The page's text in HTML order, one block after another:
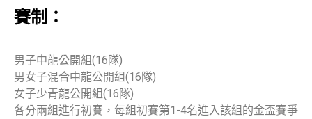
賽制：
男子中龍公開組(16隊)
男女子混合中龍公開組(16隊)
女子少青龍公開組(16隊)
各分兩組進行初賽，每組初賽第1-4名進入該組的金盃賽爭